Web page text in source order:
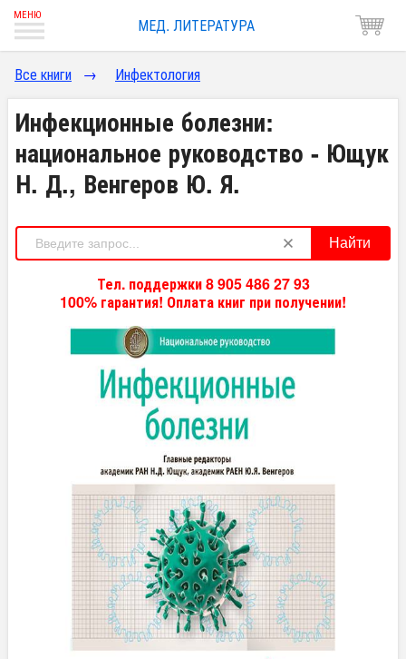
МЕД. ЛИТЕРАТУРА
Все книги → Инфектология
Инфекционные болезни:
национальное руководство - Ющук
Н. Д., Венгеров Ю. Я.
Найти
Тел. поддержки 8 905 486 27 93
100% гарантия! Оплата книг при получении!